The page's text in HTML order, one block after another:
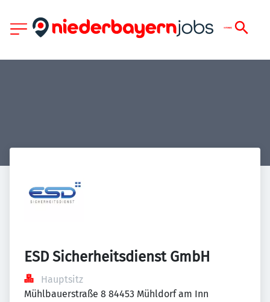
ESD Sicherheitsdienst GmbH
Hauptsitz
Mühlbauerstraße 8 84453 Mühldorf am Inn